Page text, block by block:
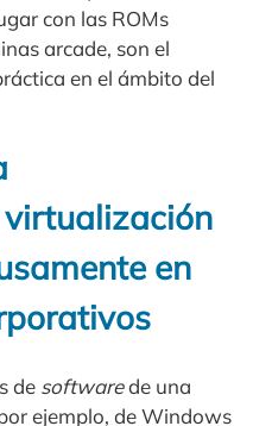
con las ROMs
arcade, son el
en el ámbito del
en
de softwarede una
ejemplo, de Windows